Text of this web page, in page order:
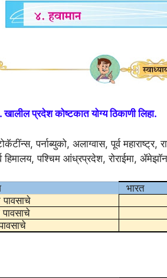
प्रदेश कोष्टकात योग्य ठिकाणी लिहा.
पर्नाब्युको, अलाग्वास, पूर्व
हिमालय, पश्चिम आंध्रप्रदेश, रोराईमा,
भारत